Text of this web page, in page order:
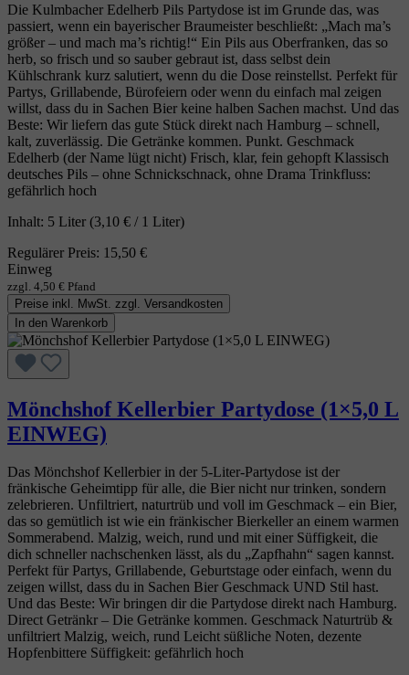
Die Kulmbacher Edelherb Pils Partydose ist im Grunde das, was
passiert, wenn ein bayerischer Braumeister beschließt: „Mach ma’s
größer – und mach ma’s richtig!“ Ein Pils aus Oberfranken, das so
herb, so frisch und so sauber gebraut ist, dass selbst dein
Kühlschrank kurz salutiert, wenn du die Dose reinstellst. Perfekt für
Partys, Grillabende, Bürofeiern oder wenn du einfach mal zeigen
willst, dass du in Sachen Bier keine halben Sachen machst. Und das
Beste: Wir liefern das gute Stück direkt nach Hamburg – schnell,
kalt, zuverlässig. Die Getränke kommen. Punkt. Geschmack
Edelherb (der Name lügt nicht) Frisch, klar, fein gehopft Klassisch
deutsches Pils – ohne Schnickschnack, ohne Drama Trinkfluss:
gefährlich hoch
Inhalt: 5 Liter (3,10 € / 1 Liter)
Regulärer Preis: 15,50 €
Einweg
zzgl. 4,50 € Pfand
Preise inkl. MwSt. zzgl. Versandkosten
In den Warenkorb
Mönchshof Kellerbier Partydose (1×5,0 L
EINWEG)
Das Mönchshof Kellerbier in der 5‑Liter‑Partydose ist der
fränkische Geheimtipp für alle, die Bier nicht nur trinken, sondern
zelebrieren. Unfiltriert, naturtrüb und voll im Geschmack – ein Bier,
das so gemütlich ist wie ein fränkischer Bierkeller an einem warmen
Sommerabend. Malzig, weich, rund und mit einer Süffigkeit, die
dich schneller nachschenken lässt, als du „Zapfhahn“ sagen kannst.
Perfekt für Partys, Grillabende, Geburtstage oder einfach, wenn du
zeigen willst, dass du in Sachen Bier Geschmack UND Stil hast.
Und das Beste: Wir bringen dir die Partydose direkt nach Hamburg.
Direct Getränkr – Die Getränke kommen. Geschmack Naturtrüb &
unfiltriert Malzig, weich, rund Leicht süßliche Noten, dezente
Hopfenbittere Süffigkeit: gefährlich hoch